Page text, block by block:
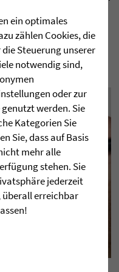
deshalb ohne Abzug
an.
ein optimales
zählen Cookies, die
Steuerung unserer
notwendig sind,
oder zur
werden. Sie
Kategorien Sie
Sie, dass auf Basis
mehr alle
stehen. Sie
jederzeit
überall erreichbar